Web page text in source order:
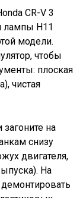
CR-V 3
лампы H11
модели.
чтобы
плоская
чистая
на
снизу
двигателя,
На